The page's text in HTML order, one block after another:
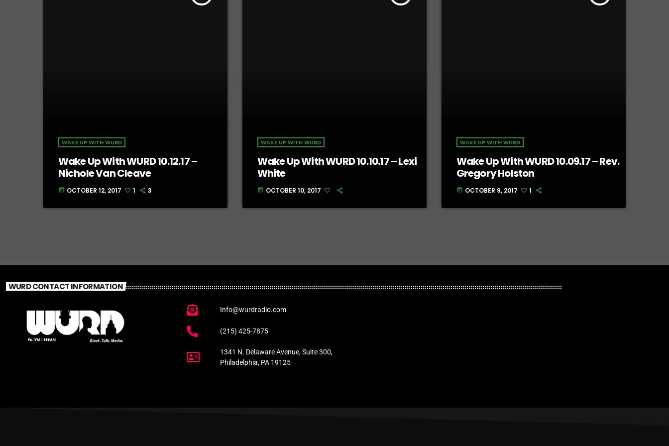
WAKE UP WITH WURD
Wake Up With WURD 10.12.17 –
Nichole Van Cleave
today OCTOBER 12, 2017 1 3
WAKE UP WITH WURD
Wake Up With WURD 10.10.17 – Lexi
White
today OCTOBER 10, 2017
WAKE UP WITH WURD
Wake Up With WURD 10.09.17 – Rev.
Gregory Holston
today OCTOBER 9, 2017 1
WURD CONTACT INFORMATION
Info@wurdradio.com
(215) 425-7875
1341 N. Delaware Avenue, Suite 300,
Philadelphia, PA 19125